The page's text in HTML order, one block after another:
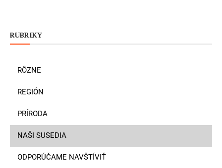
RUBRIKY
RÔZNE
REGIÓN
PRÍRODA
NAŠI SUSEDIA
ODPORÚČAME NAVŠTÍVIŤ